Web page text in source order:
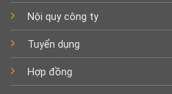
Nội quy công ty
Tuyển dụng
Hợp đồng